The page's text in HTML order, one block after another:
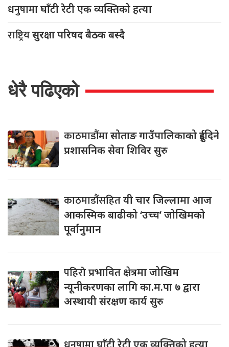
धनुषामाघाँटी रेटी एक व्यक्तिको हत्या
राष्ट्रियसुरक्षा परिषद बैठक बस्दै
धेरै पढिएको
काठमाडौंमासोताङ गाउँपालिकाको दुईदिने
प्रशासनिक सेवा शिविर सुरु
काठमाडौंसहितयी चार जिल्लामा आज
आकस्मिक बाढीको ‘उच्च’ जोखिमको
पूर्वानुमान
पहिरोप्रभावित क्षेत्रमा जोखिम
न्यूनीकरणका लागि का.म.पा ७ द्वारा
अस्थायी संरक्षण कार्य सुरु
घाँटी रेटी एक व्यक्तिको हत्या